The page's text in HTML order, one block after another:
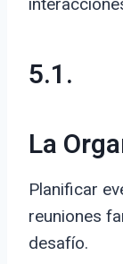
5.1.
La
Planificar
reuniones
desafío.